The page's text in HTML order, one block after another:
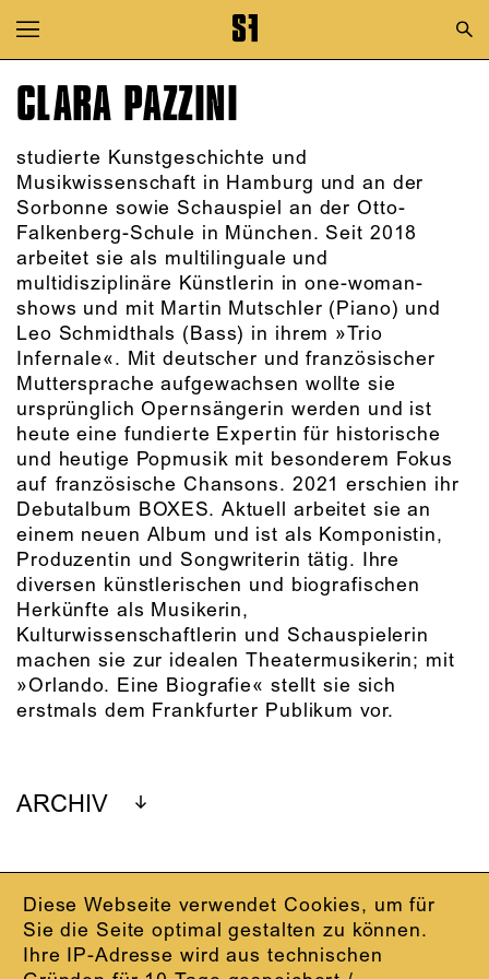
Zur Hauptnavigation springen
Zum Hauptinhalt springen
Diese Webseite verwendet Cookies, um für
Sie die Seite optimal gestalten zu können.
Ihre IP-Adresse wird aus technischen
CLARA PAZZINI
studierte Kunstgeschichte und
Musikwissenschaft in Hamburg und an der
Sorbonne sowie Schauspiel an der Otto-
Falkenberg-Schule in München. Seit 2018
arbeitet sie als multilinguale und
multidisziplinäre Künstlerin in one-woman-
shows und mit Martin Mutschler (Piano) und
Leo Schmidthals (Bass) in ihrem »Trio
Infernale«. Mit deutscher und französischer
Muttersprache aufgewachsen wollte sie
ursprünglich Opernsängerin werden und ist
heute eine fundierte Expertin für historische
und heutige Popmusik mit besonderem Fokus
auf französische Chansons. 2021 erschien ihr
Debutalbum BOXES. Aktuell arbeitet sie an
einem neuen Album und ist als Komponistin,
Produzentin und Songwriterin tätig. Ihre
diversen künstlerischen und biografischen
Herkünfte als Musikerin,
Kulturwissenschaftlerin und Schauspielerin
machen sie zur idealen Theatermusikerin; mit
»Orlando. Eine Biografie« stellt sie sich
erstmals dem Frankfurter Publikum vor.
ARCHIV
IMPRESSUM
DATENSCHUTZ
AGB